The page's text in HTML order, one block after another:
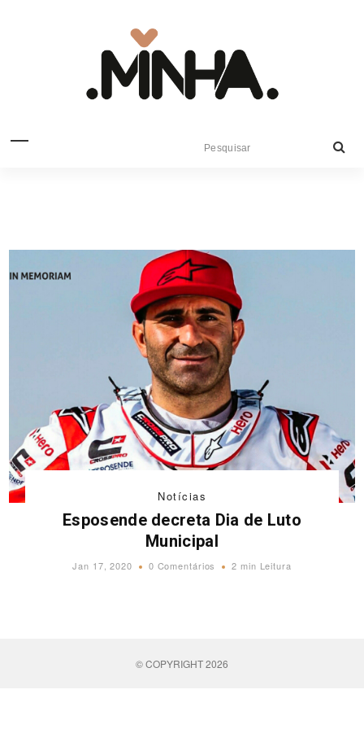
Notícias
Esposende decreta Dia de Luto
Municipal
Jan 17, 2020 0 Comentários 2 min Leitura
© COPYRIGHT 2026